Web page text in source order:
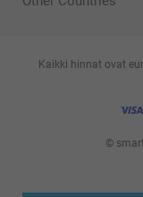
©
Kaikki hinnat ovat